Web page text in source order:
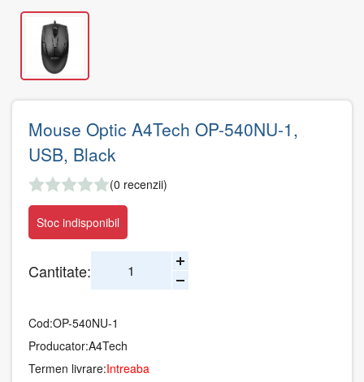
Mouse Optic A4Tech OP-540NU-1,
USB, Black
(0 recenzii)
Stoc indisponibil
Cantitate:
Cod:OP-540NU-1
Producator:A4Tech
Termen livrare:Intreaba